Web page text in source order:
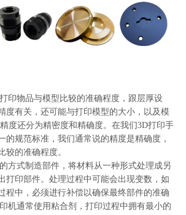
印物品与模型比较的准确程度，跟层厚设
度有关，还可能与打印模型的大小，以及模
度还分为精密度和精确度。在我们3D打印手
的规范标准，我们通常说的精度是精确度，
较的准确程度。
方式制造部件，将材料从一种形式处理成另
打印部件。处理过程中可能会出现变数，如
中，必须进行补偿以确保最终部件的准确
机通常使用粘合剂，打印过程中拥有最小的